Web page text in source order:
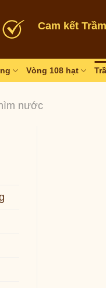
Cam kết
Vòng 108 hạt
nước